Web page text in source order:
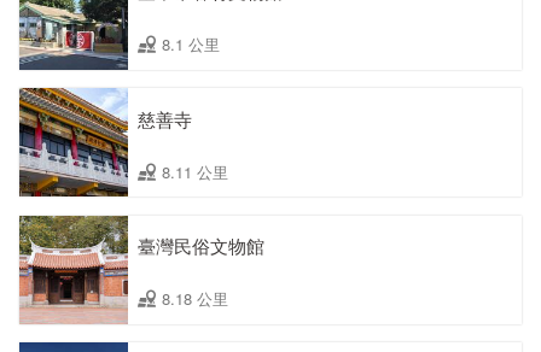
8.1 公里
慈善寺
8.11 公里
臺灣民俗文物館
8.18 公里